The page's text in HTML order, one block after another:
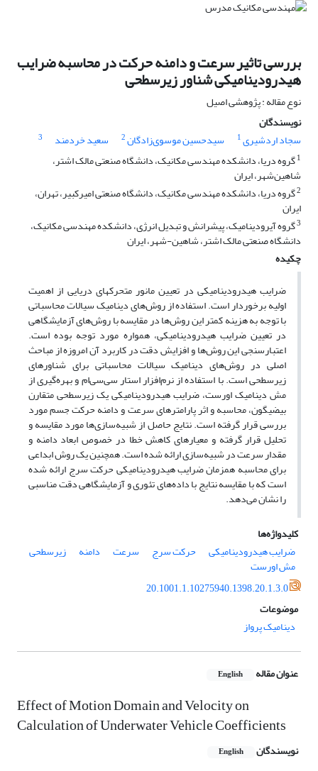
بررسی تاثیر سرعت و دامنه حرکت در محاسبه ضرایب
هیدرودینامیکی شناور زیرسطحی
نوع مقاله : پژوهشی اصیل
نویسندگان
سجاد اردشیری1 سیدحسین موسوی‌زادگان2 سعید خردمند
3
1گروه دریا، دانشکده مهندسی مکانیک، دانشگاه صنعتی مالک اشتر،
شاهین‌شهر، ایران
2گروه دریا، دانشکده مهندسی مکانیک، دانشگاه صنعتی امیرکبیر، تهران،
ایران
3گروه آیرودینامیک، پیشرانش و تبدیل انرژی، دانشکده مهندسی مکانیک،
دانشگاه صنعتی مالک اشتر، شاهین-شهر، ایران
چکیده
ضرایب هیدرودینامیکی در تعیین مانور متحرک­های دریایی از اهمیت
اولیه برخوردار است. استفاده از روش‌های دینامیک سیالات محاسباتی
با توجه به هزینه کمتر این روش‌ها در مقایسه با روش‌های آزمایشگاهی
در تعیین ضرایب هیدرودینامیکی، همواره مورد توجه بوده است.
اعتبارسنجی این روش‌ها و افزایش دقت در کاربرد آن امروزه از مباحث
اصلی در روش‌های دینامیک سیالات محاسباتی برای شناورهای
زیرسطحی است. با استفاده از نرم‌افزار استار سی‌سی‌ام و بهره‌گیری از
مش دینامیک اورست، ضرایب هیدرودینامیکی یک زیرسطحی متقارن
بیضیگون،‌محاسبهو اثر پارامترهای سرعت و دامنه حرکت جسم مورد
بررسی قرار گرفته است. نتایج حاصلاز شبیه‌سازی‌ها مورد مقایسه و
تحلیل قرار گرفته و معیارهای کاهش خطا در خصوص ابعاد دامنه و
مقدار سرعت در شبیه‌سازی ارائه شده است. همچنین یک روش ابداعی
برای محاسبه همزمان ضرایبهیدرودینامیکیحرکت سرج ارائه شده
است که با مقایسه نتایج با داده‌های تئوری و آزمایشگاهی دقت مناسبی
را نشانمی‌دهد.
کلیدواژه‌ها
ضرایب هیدرودینامیکی
حرکت سرج سرعت دامنه زیرسطحی
مش اورست
20.1001.1.10275940.1398.20.1.3.0
موضوعات
دینامیک پرواز
عنوان مقاله English
Effect of Motion Domain and Velocity on
Calculation of Underwater Vehicle Coefficients
نویسندگان English